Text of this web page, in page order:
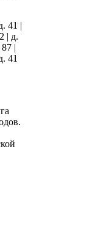
41 |
| д.
|
41